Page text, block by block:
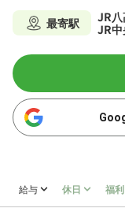
最寄駅
JR八
JR中
給与 休日 福